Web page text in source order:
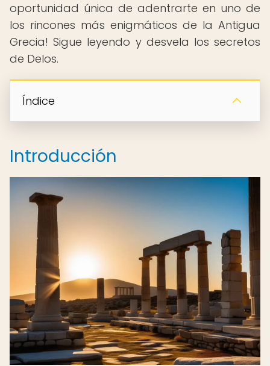
oportunidad única de adentrarte en uno de
los rincones más enigmáticos de la Antigua
Grecia! Sigue leyendo y desvela los secretos
de Delos.
Índice
Introducción